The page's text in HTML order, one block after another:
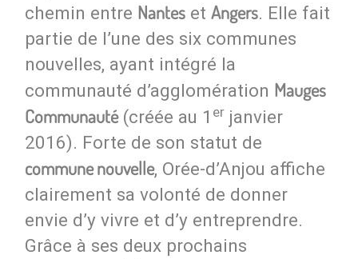
chemin entre Nantes etAngers. Elle fait
partie de l’une des six communes
nouvelles, ayant intégré la
communauté d’agglomération Mauges
Communauté(créée au 1 er janvier
2016). Forte de son statut de
commune nouvelle, Orée-d’Anjou affiche
clairement sa volonté de donner
envie d’y vivre et d’y entreprendre.
Grâce à ses deux prochains